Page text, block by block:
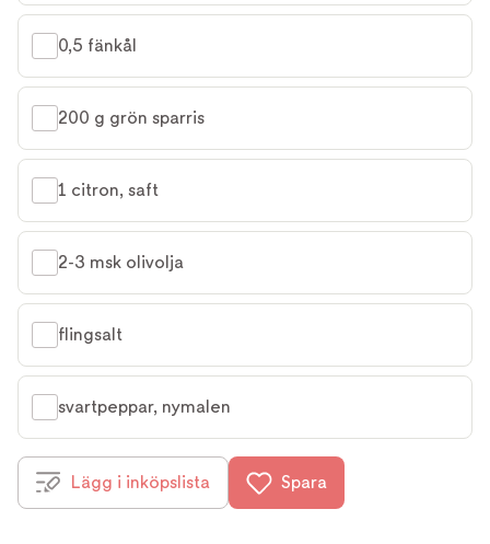
0,5 fänkål
200 g grön sparris
1 citron, saft
2-3 msk olivolja
flingsalt
svartpeppar, nymalen
Lägg i inköpslista Spara